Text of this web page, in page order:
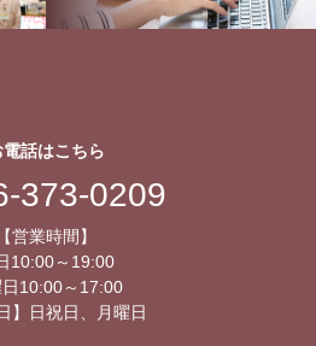
電話はこちら
373-0209
【営業時間】
10:00～19:00
日10:00～17:00
】日祝日、月曜日